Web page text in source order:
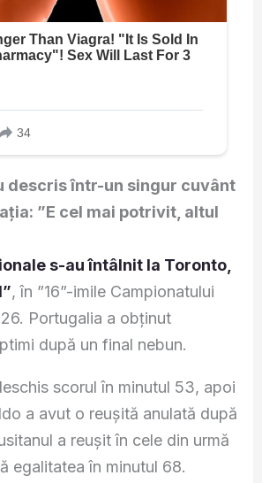
descris într-un singur cuvânt
”E cel mai potrivit, altul
s-au întâlnit la Toronto,
, în ”16”-imile Campionatului
Portugalia a obținut
după un final nebun.
scorul în minutul 53, apoi
a avut o reușită anulată după
a reușit în cele din urmă
egalitatea în minutul 68.